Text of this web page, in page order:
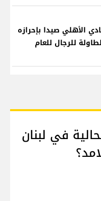
الأهلي صيدا بإحرازه
للرجال للعام
في لبنان